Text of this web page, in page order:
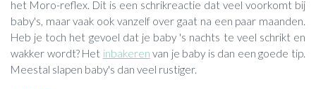
het Moro-reflex. Dit is een schrikreactie dat veel voorkomt bij
baby's, maar vaak ook vanzelf over gaat na een paar maanden.
Heb je toch het gevoel dat je baby 's nachts te veel schrikt en
wakker wordt? Het inbakeren van je baby is dan een goede tip.
Meestal slapen baby's dan veel rustiger.